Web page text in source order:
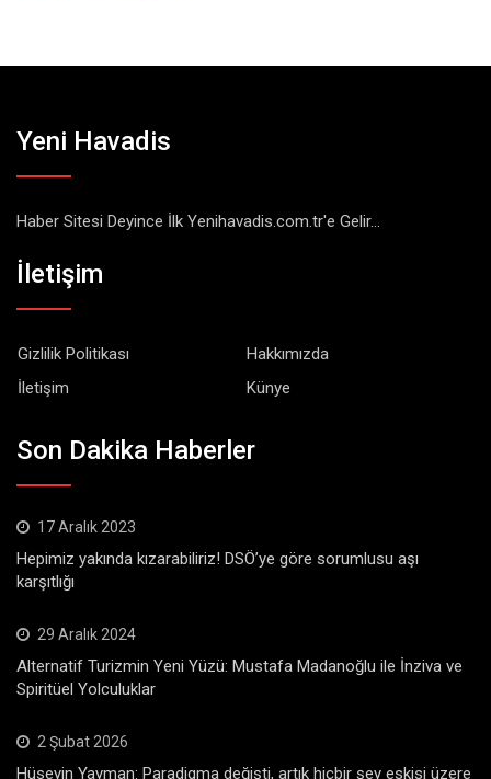
Yeni Havadis
Haber Sitesi Deyince İlk Yenihavadis.com.tr'e Gelir...
İletişim
Gizlilik Politikası
Hakkımızda
İletişim
Künye
Son Dakika Haberler
17 Aralık 2023
Hepimiz yakında kızarabiliriz! DSÖ’ye göre sorumlusu aşı
karşıtlığı
29 Aralık 2024
Alternatif Turizmin Yeni Yüzü: Mustafa Madanoğlu ile İnziva ve
Spiritüel Yolculuklar
2 Şubat 2026
Hüseyin Yayman: Paradigma değişti, artık hiçbir şey eskisi üzere